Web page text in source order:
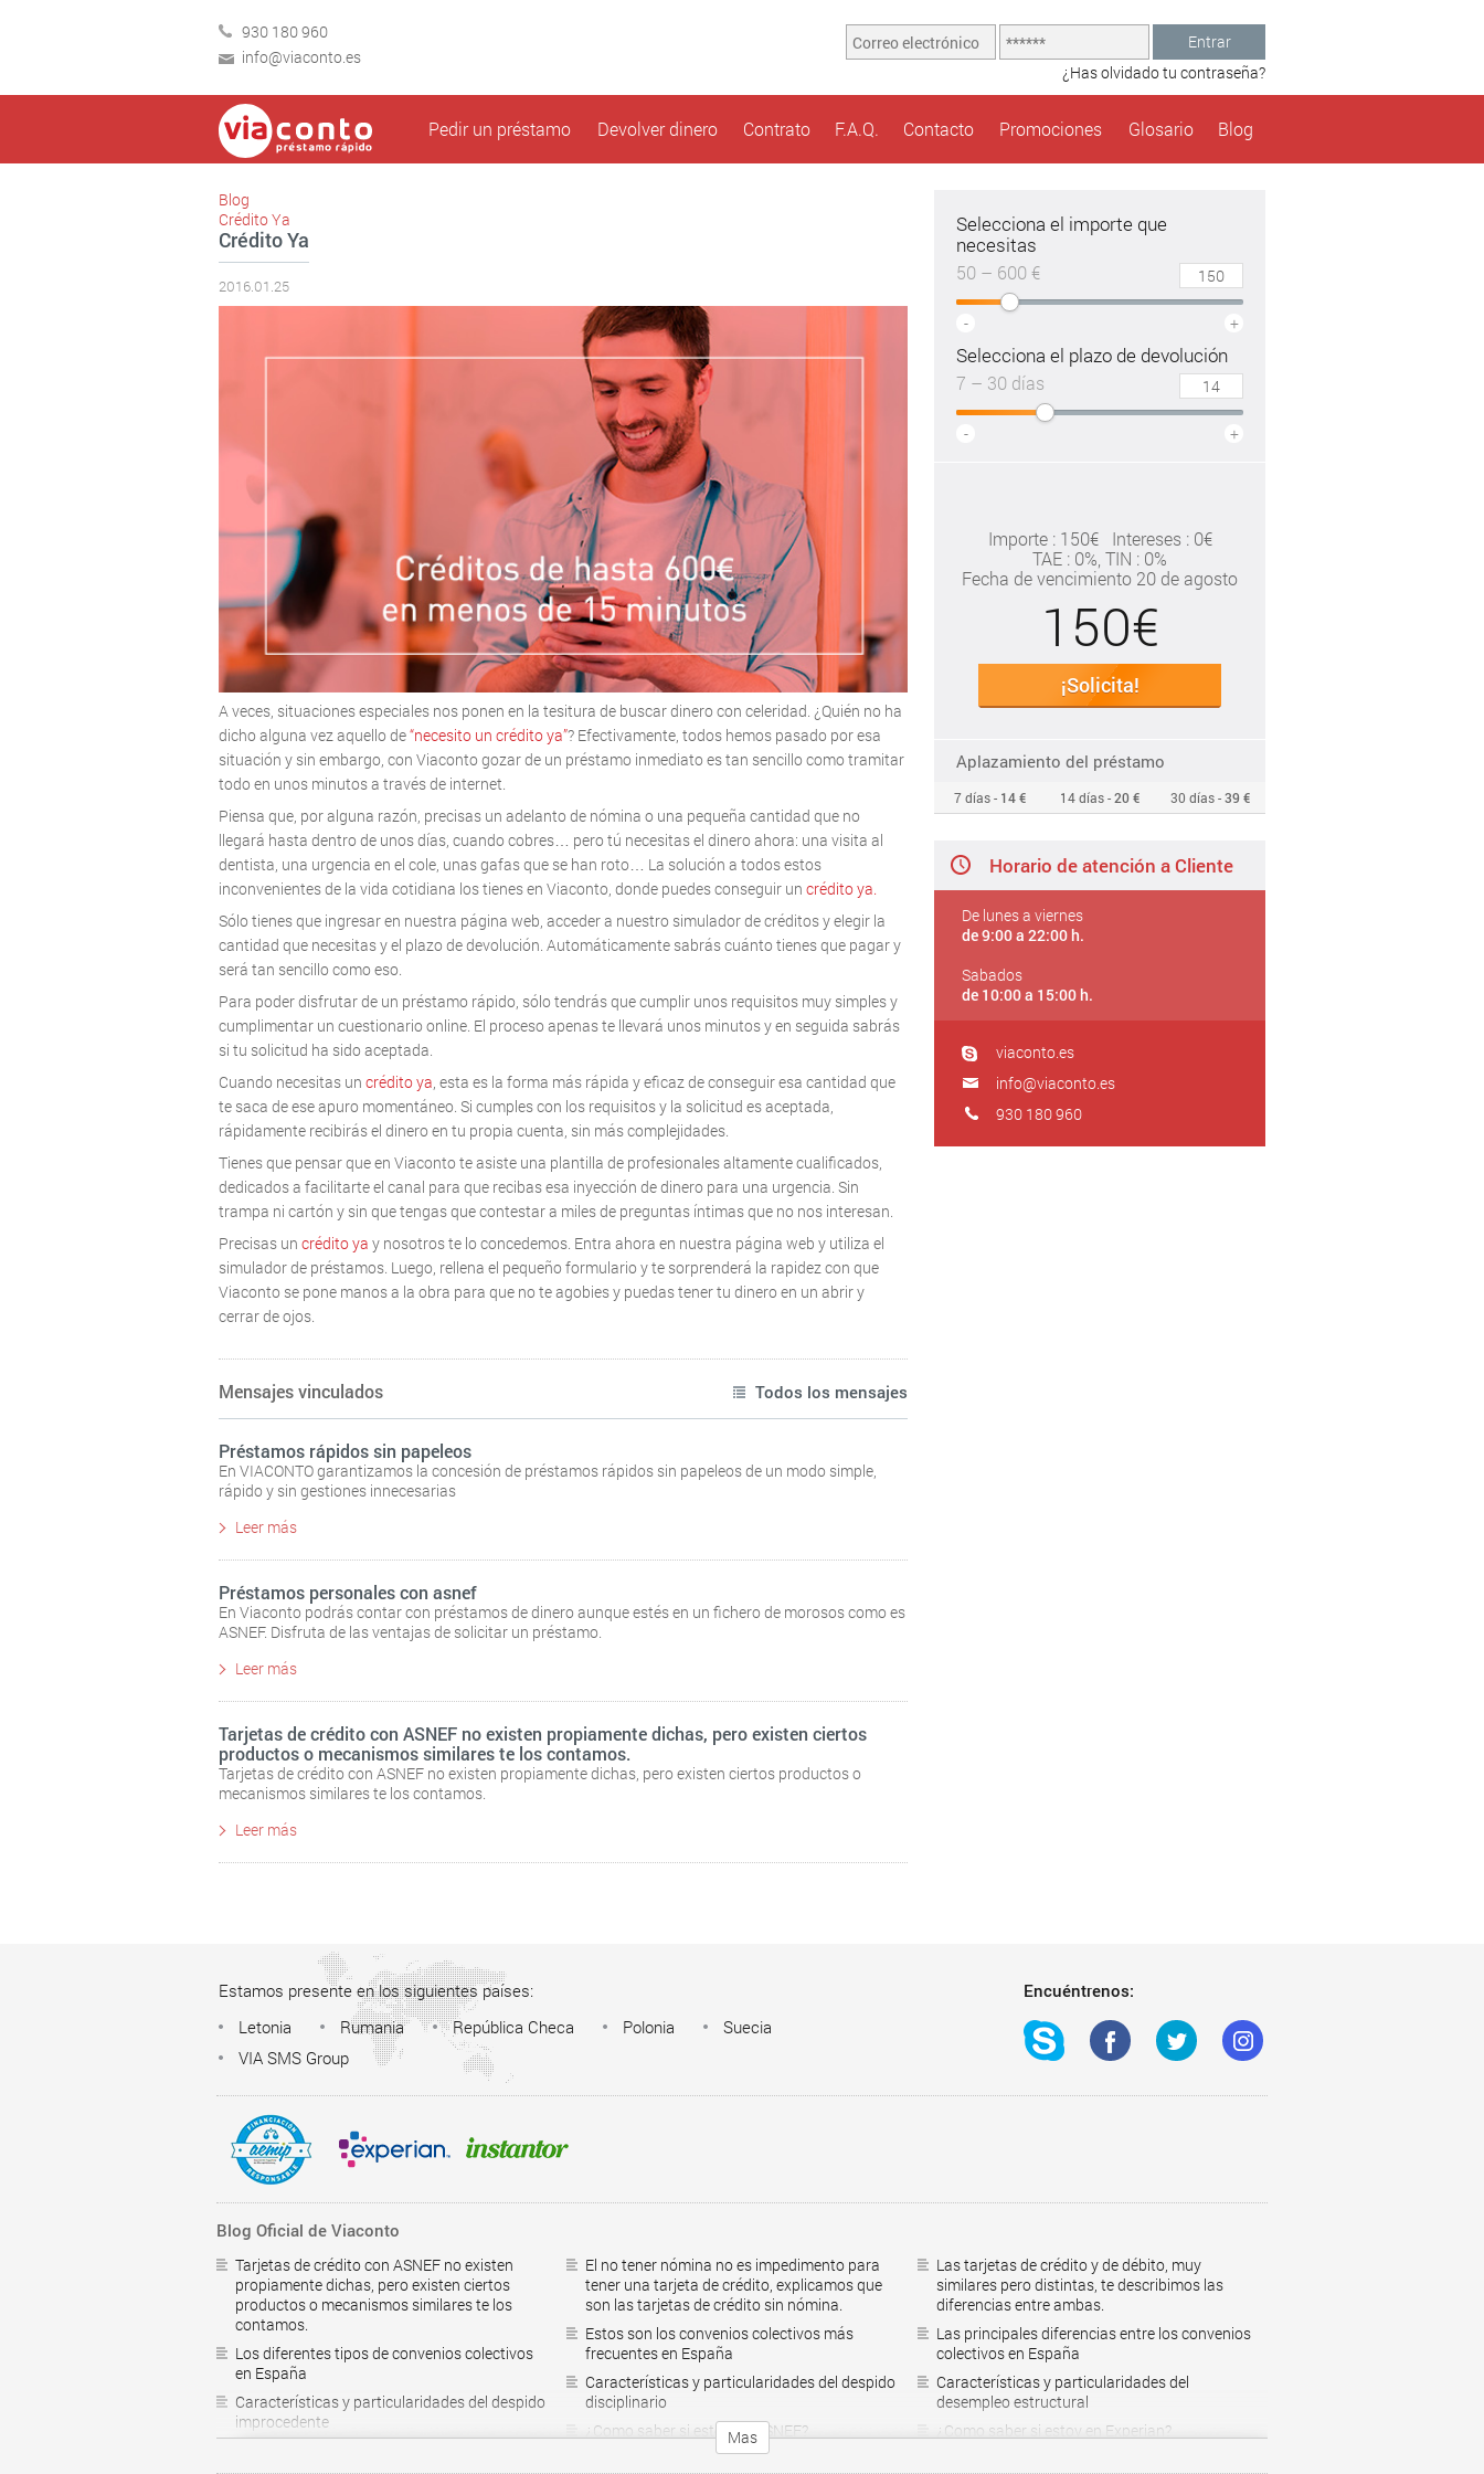
930 180 960
info@viaconto.es
Entrar
¿Has olvidado tu contraseña?
Pedir un préstamo Devolver dinero Contrato F.A.Q. Contacto Promociones Glosario Blog
Blog
Crédito Ya
Crédito Ya
2016.01.25
A veces, situaciones especiales nos ponen en la tesitura de buscar dinero con celeridad. ¿Quién no ha
dicho alguna vez aquello de“necesito un crédito ya”? Efectivamente, todos hemos pasado por esa
situación y sin embargo, con Viaconto gozar de un préstamo inmediato es tan sencillo como tramitar
todo en unos minutos a través de internet.
Piensa que, por alguna razón, precisas un adelanto de nómina o una pequeña cantidad que no
llegará hasta dentro de unos días, cuando cobres… pero tú necesitas el dinero ahora: una visita al
dentista, una urgencia en el cole, unas gafas que se han roto… La solución a todos estos
inconvenientes de la vida cotidiana los tienes en Viaconto, donde puedes conseguir un crédito ya.
Sólo tienes que ingresar en nuestra página web, acceder a nuestro simulador de créditos y elegir la
cantidad que necesitas y el plazo de devolución. Automáticamente sabrás cuánto tienes que pagar y
será tan sencillo como eso.
Para poder disfrutar de un préstamo rápido, sólo tendrás que cumplir unos requisitos muy simples y
cumplimentar un cuestionario online. El proceso apenas te llevará unos minutos y en seguida sabrás
si tu solicitud ha sido aceptada.
Cuando necesitas un crédito ya, esta es la forma más rápida y eficaz de conseguir esa cantidad que
te saca de ese apuro momentáneo. Si cumples con los requisitos y la solicitud es aceptada,
rápidamente recibirás el dinero en tu propia cuenta, sin más complejidades.
Tienes que pensar que en Viaconto te asiste una plantilla de profesionales altamente cualificados,
dedicados a facilitarte el canal para que recibas esa inyección de dinero para una urgencia. Sin
trampa ni cartón y sin que tengas que contestar a miles de preguntas íntimas que no nos interesan.
Precisas un crédito ya y nosotros te lo concedemos. Entra ahora en nuestra página web y utiliza el
simulador de préstamos. Luego, rellena el pequeño formulario y te sorprenderá la rapidez con que
Viaconto se pone manos a la obra para que no te agobies y puedas tener tu dinero en un abrir y
cerrar de ojos.
Mensajes vinculados Todos los mensajes
Préstamos rápidos sin papeleos
En VIACONTO garantizamos la concesión de préstamos rápidos sin papeleos de un modo simple,
rápido y sin gestiones innecesarias
Leer más
Préstamos personales con asnef
En Viaconto podrás contar con préstamos de dinero aunque estés en un fichero de morosos como es
ASNEF. Disfruta de las ventajas de solicitar un préstamo.
Leer más
Tarjetas de crédito con ASNEF no existen propiamente dichas, pero existen ciertos
productos o mecanismos similares te los contamos.
Tarjetas de crédito con ASNEF no existen propiamente dichas, pero existen ciertos productos o
mecanismos similares te los contamos.
Leer más
Selecciona el importe que
necesitas
50 – 600 €
- +
Selecciona el plazo de devolución
7 – 30 días
- +
Importe : 150€
Intereses : 0€
TAE : 0% , TIN : 0%
Fecha de vencimiento 20 de agosto
150€
¡Solicita!
Aplazamiento del préstamo
7 días - 14 € 14 días -20 € 30 días -39 €
Horario de atención a Cliente
De lunes a viernes
de 9:00 a 22:00 h.
Sabados
de 10:00 a 15:00 h.
viaconto.es
info@viaconto.es
930 180 960
Estamos presente en los siguientes países:
Letonia
Rumania República Checa Polonia
Suecia
VIA SMS Group
Encuéntrenos:
Blog Oficial de Viaconto
Tarjetas de crédito con ASNEF no existen
propiamente dichas, pero existen ciertos
productos o mecanismos similares te los
contamos.
Los diferentes tipos de convenios colectivos
en España
Características y particularidades del despido
improcedente
El no tener nómina no es impedimento para
tener una tarjeta de crédito, explicamos que
son las tarjetas de crédito sin nómina.
Estos son los convenios colectivos más
frecuentes en España
Características y particularidades del despido
disciplinario
¿Como saber si estoy en ASNEF?
Préstamos personales con asnef
Las tarjetas de crédito y de débito, muy
similares pero distintas, te describimos las
diferencias entre ambas.
Las principales diferencias entre los convenios
colectivos en España
Características y particularidades del
desempleo estructural
¿Como saber si estoy en Experian?
Mas